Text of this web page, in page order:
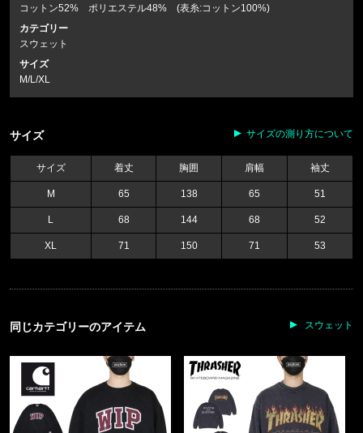
コットン52% ポリエステル48% (表糸:コットン100%)
カテゴリー
スウェット
サイズ
M/L/XL
サイズ サイズの測り方について
サイズ 着丈 胸囲 肩幅 袖丈
M 65 138 65 51
L 68 144 68 52
XL 71 150 71 53
同じカテゴリーのアイテム スウェット